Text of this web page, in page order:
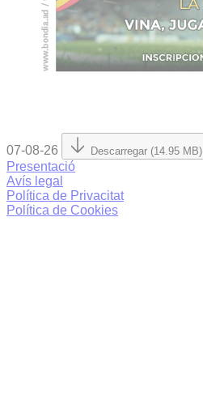
07-08-26 Descarregar (14.95 MB)
Presentació
Avís legal
Política de Privacitat
Política de Cookies